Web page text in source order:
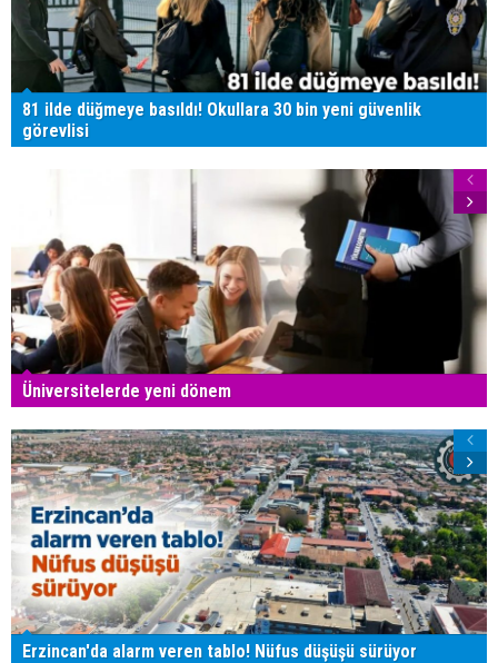
81 ilde düğmeye basıldı! Okullara 30 bin yeni güvenlik
görevlisi
Üniversitelerde yeni dönem
Erzincan'da alarm veren tablo! Nüfus düşüşü sürüyor